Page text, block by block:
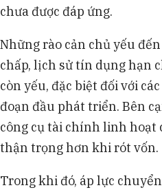
chưa được đáp ứng.
Những rào cản chủ yếu
chấp, lịch sử tín dụng hạn
còn yếu, đặc biệt đối với
đoạn đầu phát triển. Bên
công cụ tài chính linh hoạt
thận trọng hơn khi rót vốn.
Trong khi đó, áp lực